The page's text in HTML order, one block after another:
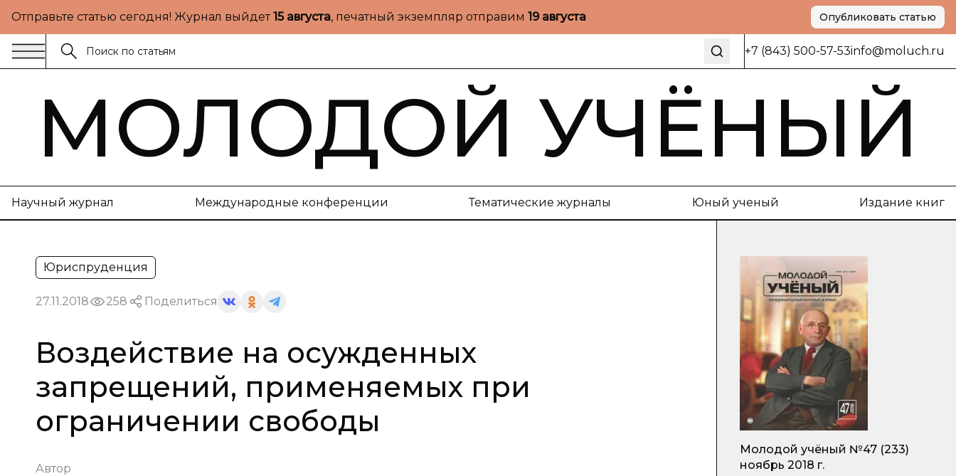
Отправьте статью сегодня! Журнал выйдет15 августа, печатный экземпляр отправим 19 августа Опубликовать статью
+7 (843) 500-57-53info@moluch.ru
МОЛОДОЙ УЧЁНЫЙ
Научный журнал Международные конференции Тематические журналы Юный ученый Издание книг
Юриспруденция
27.11.2018 258 Поделиться
Воздействие на осужденных
запрещений, применяемых при
ограничении свободы
Автор
Молодой учёный №47 (233)
ноябрь 2018 г.